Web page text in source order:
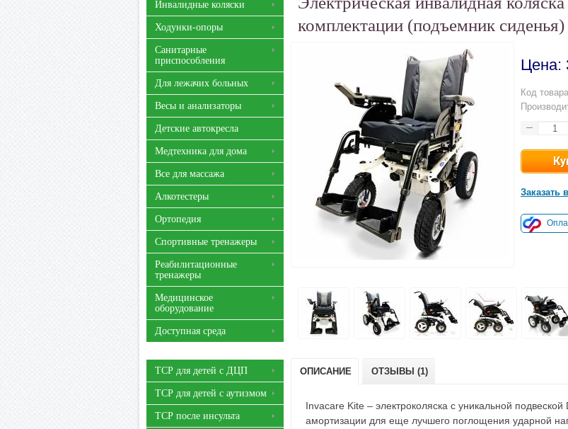
Инвалидные коляски
Ходунки-опоры
Санитарные
приспособления
Для лежачих больных
Весы и анализаторы
Детские автокресла
Медтехника для дома
Все для массажа
Алкотестеры
Ортопедия
Спортивные тренажеры
Реабилитационные
тренажеры
Медицинское
оборудование
Доступная среда
ТСР для детей с ДЦП
ТСР для детей с аутизмом
ТСР после инсульта
комплектации (подъемник сиденья)
Цена:
Код
Заказать
ОПИСАНИЕ ОТЗЫВЫ (1)
Invacare Kite – электроколяска с уникальной
амортизации для еще лучшего поглощения ударной